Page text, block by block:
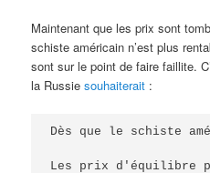
Maintenant que les prix sont
schiste américain n’est plus
sont sur le point de faire faillite.
la Russiesouhaiterait :
Dès que le schiste
Les prix d'équilibre